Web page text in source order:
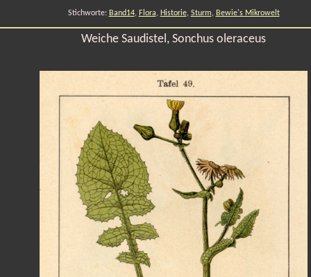
Stichworte: Band14, Flora, Historie, Sturm, Bewie's Mikrowelt
Weiche Saudistel, Sonchus oleraceus